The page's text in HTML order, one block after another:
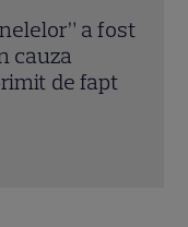
Filmul are